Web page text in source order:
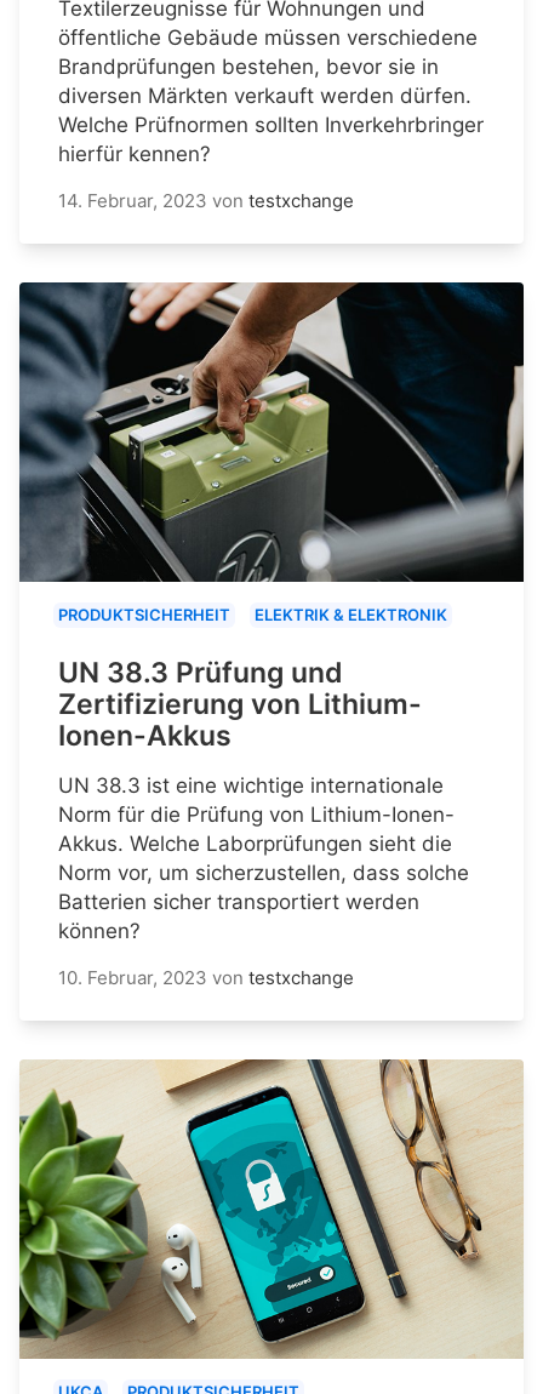
Textilerzeugnisse für Wohnungen und
öffentliche Gebäude müssen verschiedene
Brandprüfungen bestehen, bevor sie in
diversen Märkten verkauft werden dürfen.
Welche Prüfnormen sollten Inverkehrbringer
hierfür kennen?
14. Februar, 2023 von testxchange
PRODUKTSICHERHEIT ELEKTRIK & ELEKTRONIK
UN 38.3 Prüfung und
Zertifizierung von Lithium-
Ionen-Akkus
UN 38.3 ist eine wichtige internationale
Norm für die Prüfung von Lithium-Ionen-
Akkus. Welche Laborprüfungen sieht die
Norm vor, um sicherzustellen, dass solche
Batterien sicher transportiert werden
können?
10. Februar, 2023 von testxchange